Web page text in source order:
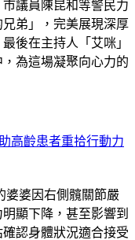
議員陳昆和等警民力
弟」，完美展現深厚
後在主持人「艾咪」
為這場凝聚向心力的
高齡患者重拾行動力
婆婆因右側髖關節嚴
顯下降，甚至影響到
認身體狀況適合接受